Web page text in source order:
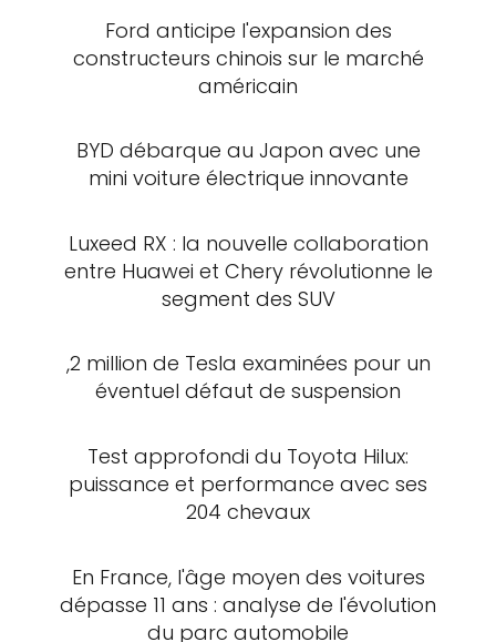
Ford anticipe l'expansion des
constructeurs chinois sur le marché
américain
BYD débarque au Japon avec une
mini voiture électrique innovante
Luxeed RX : la nouvelle collaboration
entre Huawei et Chery révolutionne le
segment des SUV
,2 million de Tesla examinées pour un
éventuel défaut de suspension
Test approfondi du Toyota Hilux:
puissance et performance avec ses
204 chevaux
En France, l'âge moyen des voitures
dépasse 11 ans : analyse de l'évolution
du parc automobile